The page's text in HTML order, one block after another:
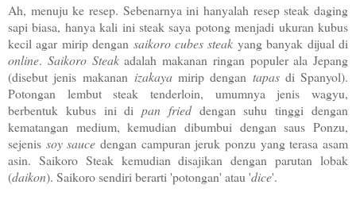
Ah, menuju ke resep. Sebenarnya ini hanyalah resep steak daging
sapi biasa, hanya kali ini steak saya potong menjadi ukuran kubus
kecil agar mirip dengan saikoro cubes steak yang banyak dijual di
online. Saikoro Steakadalah makanan ringan populer ala Jepang
(disebut jenis makanan izakaya mirip dengan tapas di Spanyol).
Potongan lembut steak tenderloin, umumnya jenis wagyu,
berbentuk kubus ini dipan fried dengan suhu tinggi dengan
kematangan medium, kemudian dibumbui dengan saus Ponzu,
sejenis soy sauce dengan campuran jeruk ponzu yang terasa asam
asin. Saikoro Steak kemudian disajikan dengan parutan lobak
(daikon). Saikoro sendiri berarti 'potongan' atau 'dice'.